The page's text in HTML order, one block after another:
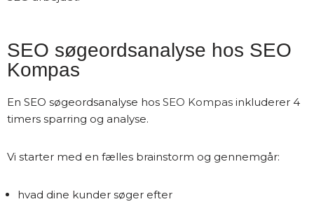
SEO søgeordsanalyse hos SEO
Kompas
En SEO søgeordsanalyse hos SEO Kompas inkluderer 4
timers sparring og analyse.
Vi starter med en fælles brainstorm og gennemgår:
hvad dine kunder søger efter